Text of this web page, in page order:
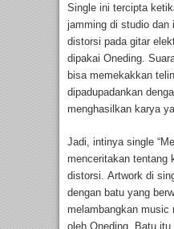
Single ini tercipta
jamming di studio dan
distorsi pada gitar
dipakai Oneding.
bisa memekakkan
dipadupadankan
menghasilkan karya
Jadi, intinya single
menceritakan tentang
distorsi. Artwork di
dengan batu yang
melambangkan music
oleh Oneding. Batu itu